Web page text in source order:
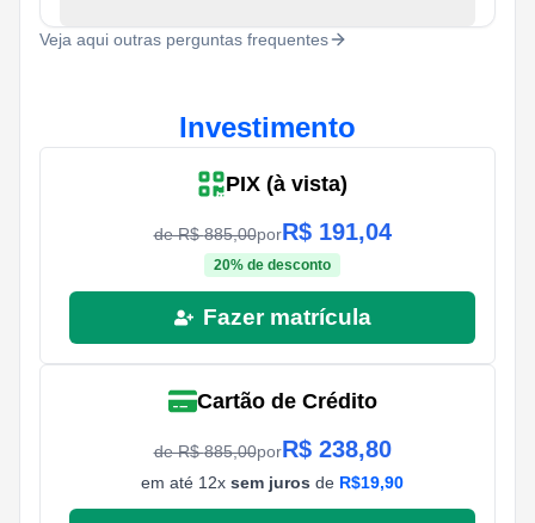
Veja aqui outras perguntas frequentes
Investimento
PIX (à vista)
de R$885,00porR$ 191,04
20% de desconto
Fazer matrícula
Cartão de Crédito
de R$885,00porR$ 238,80
em até 12x sem juros de R$19,90